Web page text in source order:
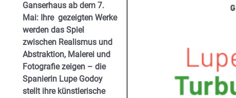
Ganserhaus ab dem 7.
Mai: Ihre gezeigten Werke
werden das Spiel
zwischen Realismus und
Abstraktion, Malerei und
Fotografie zeigen – die
Spanierin Lupe Godoy
stellt ihre künstlerische